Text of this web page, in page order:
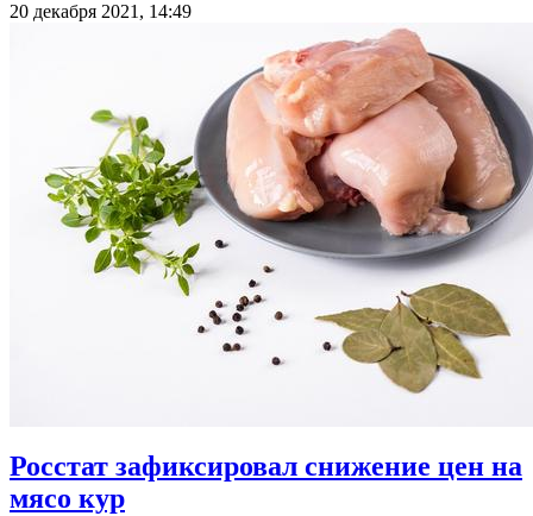
20 декабря 2021, 14:49
Росстат зафиксировал снижение цен на
мясо кур